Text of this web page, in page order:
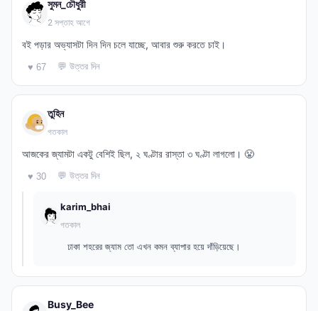
সুমন_চৌধুরী
2 সপ্তাহ আগে
বই পড়ার অভ্যাসটা দিন দিন চলে যাচ্ছে, আবার শুরু করতে চাই।
♥ 67 💬 উত্তর দিন
তুহিন
গতকাল
আজকের জ্যামটা একটু বেশিই ছিল, ২ ঘণ্টার রাস্তা ৩ ঘণ্টা লাগলো। 😤
♥ 30 💬 উত্তর দিন
karim_bhai
গতকাল
ঢাকা শহরের জ্যাম তো এখন কমন ব্যাপার হয়ে দাঁড়িয়েছে।
Busy_Bee